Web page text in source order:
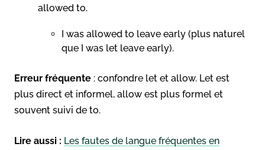
allowed to.
I was allowed to leave early (plus naturel
que I was let leave early).
Erreur fréquente : confondre let et allow. Let est
plus direct et informel, allow est plus formel et
souvent suivi de to.
Lire aussi : Les fautes de langue fréquentes en